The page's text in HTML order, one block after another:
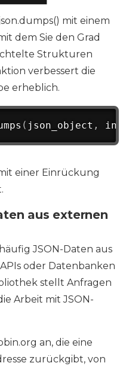
mit einem
dem Sie den Grad
Strukturen
verbessert die
erheblich.
( json_object ,
einer Einrückung
aus externen
JSON-Daten aus
oder Datenbanken
stellt Anfragen
Arbeit mit JSON-
an, die eine
zurückgibt, von